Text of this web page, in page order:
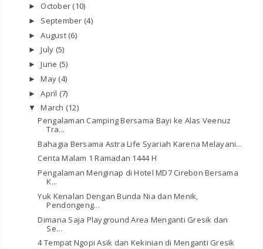
► October (10)
► September (4)
►August (6)
►July (5)
►June (5)
►May (4)
►April (7)
▼March (12)
Pengalaman Camping Bersama Bayi ke Alas Veenuz
Tra...
Bahagia Bersama Astra Life Syariah Karena Melayani...
Cerita Malam 1 Ramadan 1444 H
Pengalaman Menginap di Hotel MD7 Cirebon Bersama
K...
Yuk Kenalan Dengan Bunda Nia dan Menik,
Pendongeng...
Dimana Saja Playground Area Menganti Gresik dan
Se...
4 Tempat Ngopi Asik dan Kekinian di Menganti Gresik